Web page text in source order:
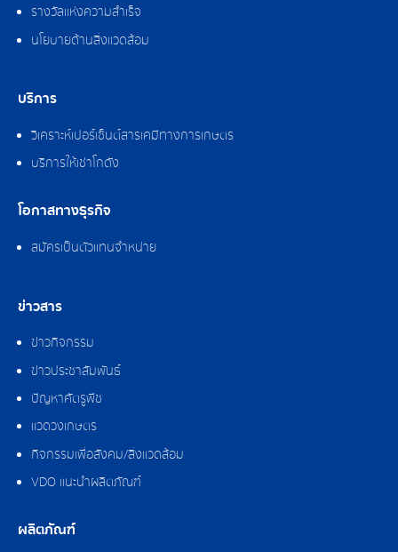
รางวัลแห่งความสำเร็จ
นโยบายด้านสิ่งแวดล้อม
บริการ
วิเคราะห์เปอร์เซ็นต์สารเคมีทางการเกษตร
บริการให้เช่าโกดัง
โอกาสทางธุรกิจ
สมัครเป็นตัวแทนจำหน่าย
ข่าวสาร
ข่าวกิจกรรม
ข่าวประชาสัมพันธ์
ปัญหาศัตรูพืช
แวดวงเกษตร
กิจกรรมเพื่อสังคม/สิ่งแวดล้อม
VDO แนะนำผลิตภัณฑ์
ผลิตภัณฑ์